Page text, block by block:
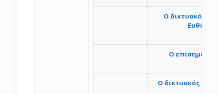
O δικτυακός
O επίσημος
Ο δικτυακός